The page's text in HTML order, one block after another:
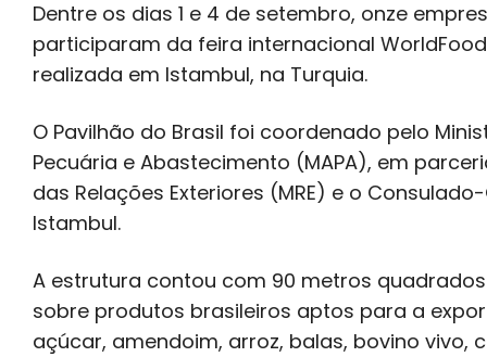
Dentre os dias 1 e 4 de setembro, onze
participaram da feira internacional
realizada em Istambul, na Turquia.
O Pavilhão do Brasil foi coordenado pelo
Pecuária e Abastecimento (MAPA), em
das Relações Exteriores (MRE) e o
Istambul.
A estrutura contou com 90 metros
sobre produtos brasileiros aptos para a
açúcar, amendoim, arroz, balas, bovino vivo,